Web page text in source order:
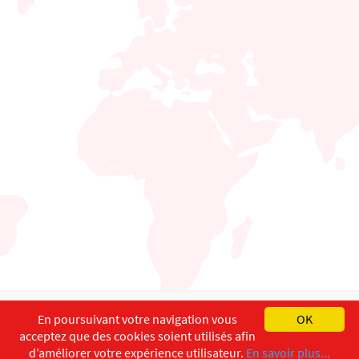
English Français
Copyright ©ISEC-AdW Impressum
OK
En poursuivant votre navigation vous
acceptez que des cookies soient utilisés afin
d’améliorer votre expérience utilisateur. En savoir plus...